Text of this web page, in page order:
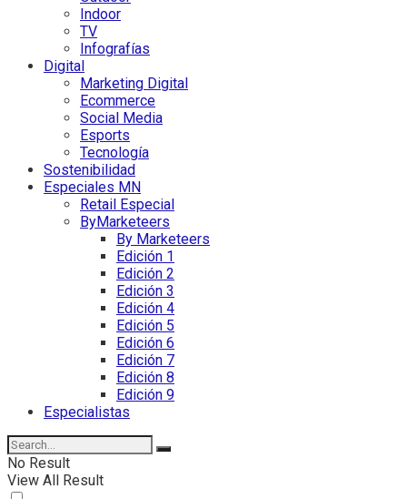
Indoor
TV
Infografías
Digital
Marketing Digital
Ecommerce
Social Media
Esports
Tecnología
Sostenibilidad
Especiales MN
Retail Especial
ByMarketeers
By Marketeers
Edición 1
Edición 2
Edición 3
Edición 4
Edición 5
Edición 6
Edición 7
Edición 8
Edición 9
Especialistas
No Result
View All Result